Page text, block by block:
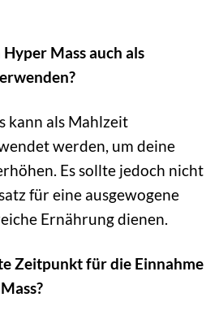
Mass auch als
kann als Mahlzeit
werden, um deine
Es sollte jedoch nicht
für eine ausgewogene
Ernährung dienen.
Zeitpunkt für die Einnahme